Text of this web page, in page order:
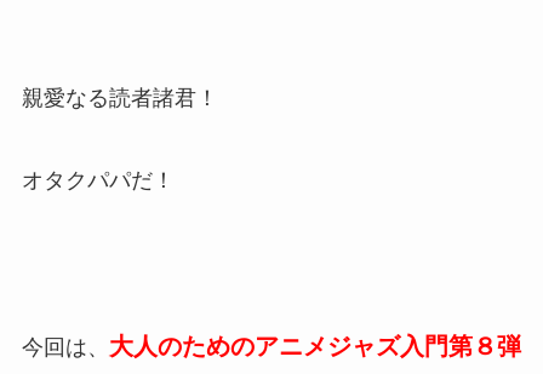
親愛なる読者諸君！
オタクパパだ！
今回は、 大人のためのアニメジャズ入門第８弾